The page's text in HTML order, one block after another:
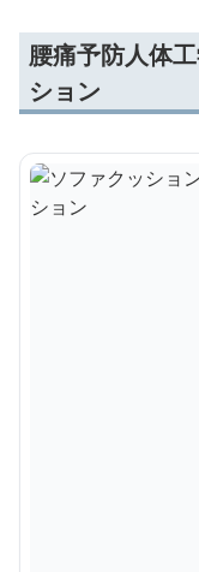
腰痛予防人体
ション